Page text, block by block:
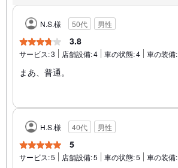
N.S.様 50代 男性
3.8
サービス:3 店舗設備:4 車の状態:4 車の装備:
まあ、普通。
H.S.様 40代 男性
5
サービス:5 店舗設備:5 車の状態:5 車の装備: